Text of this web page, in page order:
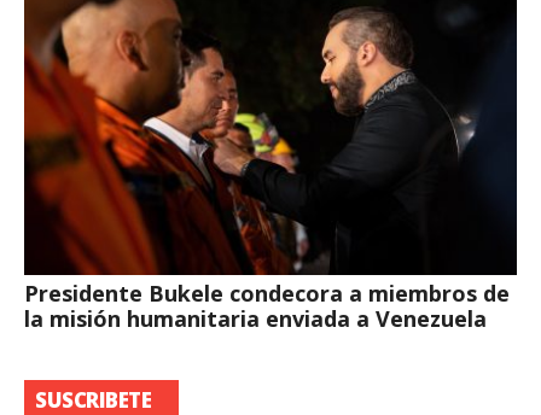
Presidente Bukele condecora a miembros de
la misión humanitaria enviada a Venezuela
SUSCRIBETE